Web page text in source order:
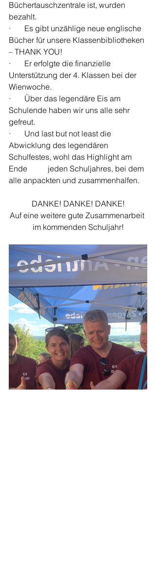
Büchertauschzentrale ist, wurden
bezahlt.
·       Es gibt unzählige neue englische
Bücher für unsere Klassenbibliotheken
– THANK YOU!
·       Er erfolgte die finanzielle
Unterstützung der 4. Klassen bei der
Wienwoche.
·       Über das legendäre Eis am
Schulende haben wir uns alle sehr
gefreut.
·       Und last but not least die
Abwicklung des legendären
Schulfestes, wohl das Highlight am
Ende 	jeden Schuljahres, bei dem
alle anpackten und zusammenhalfen.
DANKE! DANKE! DANKE!
Auf eine weitere gute Zusammenarbeit
im kommenden Schuljahr!